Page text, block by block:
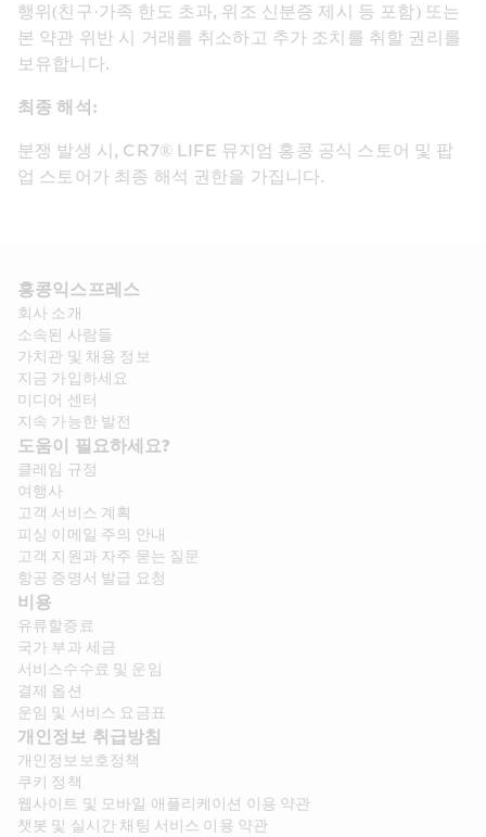
행위(친구·가족 한도 초과, 위조 신분증 제시 등 포함) 또는
본 약관 위반 시 거래를 취소하고 추가 조치를 취할 권리를
보유합니다.
최종 해석:
분쟁 발생 시, CR7® LIFE 뮤지엄 홍콩 공식 스토어 및 팝
업 스토어가 최종 해석 권한을 가집니다.
홍콩익스프레스​
회사 소개​
소속된 사람들
가치관 및 채용 정보​
지금 가입하세요
미디어 센터
지속 가능한 발전
도움이 필요하세요?
클레임 규정
여행사
고객 서비스 계획
피싱 이메일 주의 안내
고객 지원과 자주 묻는 질문
항공 증명서 발급 요청
비용
유류할증료
국가 부과 세금
서비스수수료 및 운임
결제 옵션
운임 및 서비스 요금표
개인정보 취급방침
개인정보보호정책
쿠키 정책
웹사이트 및 모바일 애플리케이션 이용 약관
챗봇 및 실시간 채팅 서비스 이용 약관